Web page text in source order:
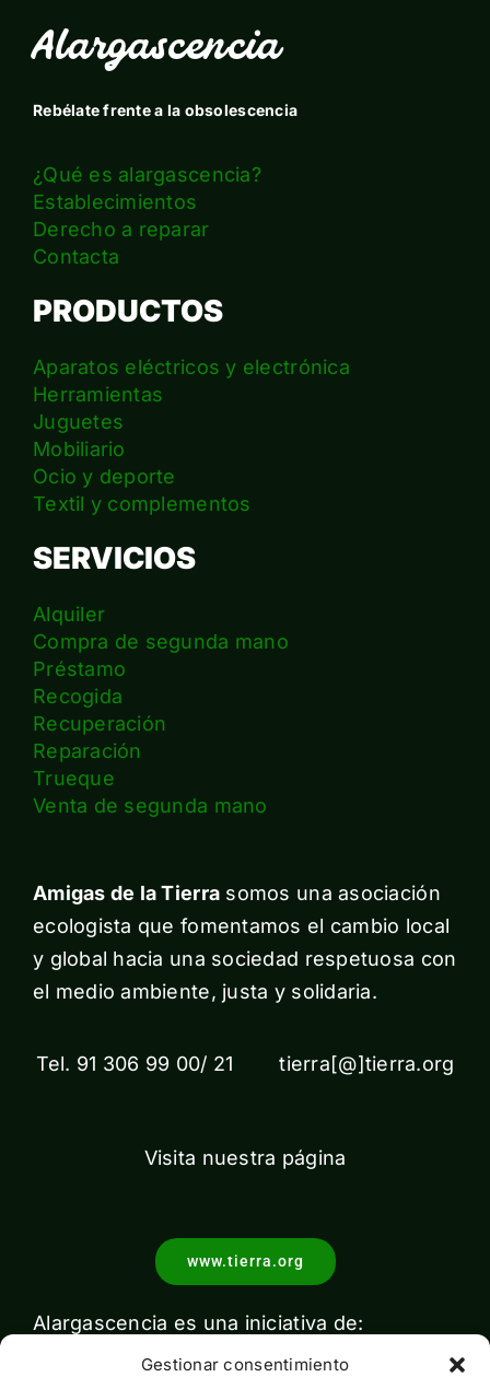
Gestionar consentimiento
Alargascencia
Rebélate frente a la obsolescencia
¿Qué es alargascencia?
Establecimientos
Derecho a reparar
Contacta
PRODUCTOS
Aparatos eléctricos y electrónica
Herramientas
Juguetes
Mobiliario
Ocio y deporte
Textil y complementos
SERVICIOS
Alquiler
Compra de segunda mano
Préstamo
Recogida
Recuperación
Reparación
Trueque
Venta de segunda mano
Amigas de la Tierra somos una asociación
ecologista que fomentamos el cambio local
y global hacia una sociedad respetuosa con
el medio ambiente, justa y solidaria.
Tel. 91 306 99 00/ 21 tierra[@]tierra.org
Visita nuestra página
www.tierra.org
Alargascencia es una iniciativa de: